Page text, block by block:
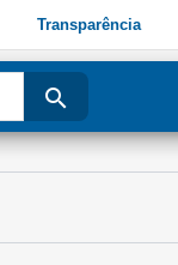
Transparência
search